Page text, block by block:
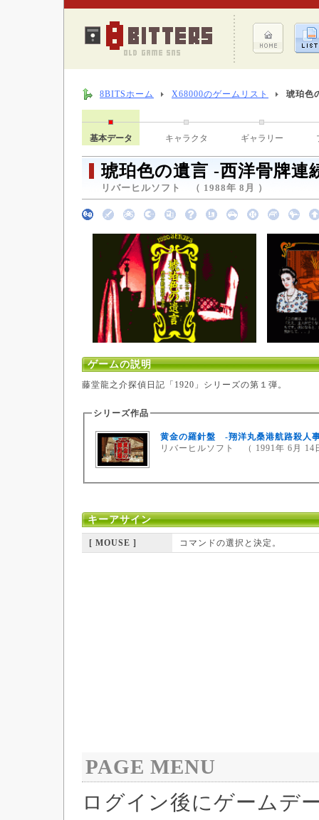
8BITSホーム X68000のゲームリスト 琥珀色
基本データ キャラクタ ギャラリー
琥珀色の遺言 -西洋骨牌連
リバーヒルソフト （ 1988年 8月 ）
ゲームの説明
藤堂龍之介探偵日記「1920」シリーズの第１弾。
シリーズ作品
黄金の羅針盤 -翔洋丸桑港航路殺人
リバーヒルソフト （ 1991年 6月 14
キーアサイン
[ MOUSE ] コマンドの選択と決定。
PAGE MENU
ログイン後にゲームデ